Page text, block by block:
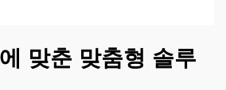
맞춘 맞춤형 솔루